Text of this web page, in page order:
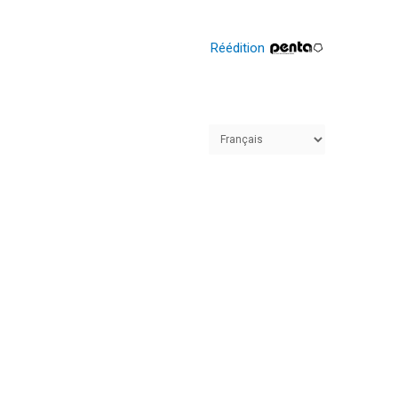
Réédition